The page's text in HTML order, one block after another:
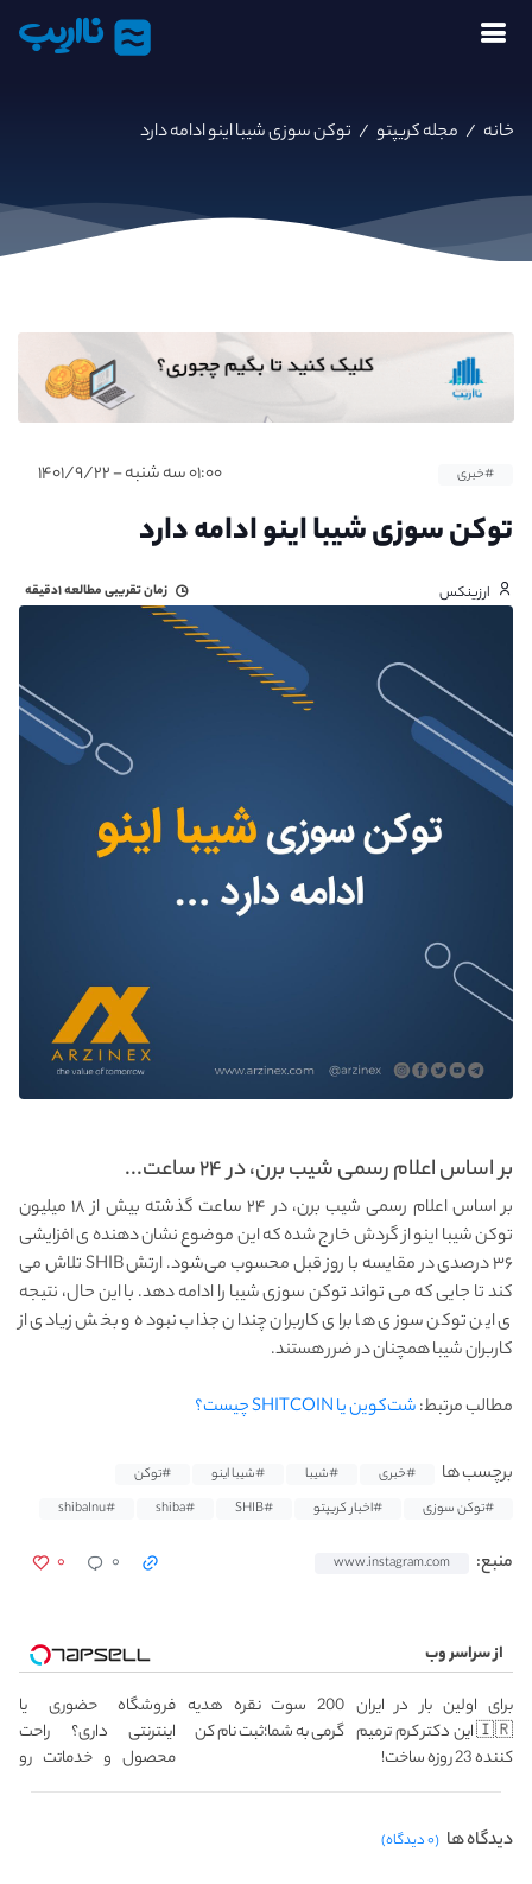
نااریب
خانه / مجله کریپتو / توکن سوزی شیبا اینو ادامه دارد
#خبری ۰۱:۰۰ سه شنبه - ۱۴۰۱/۹/۲۲
توکن سوزی شیبا اینو ادامه دارد
ارزینکس زمان تقریبی مطالعه۱دقیقه
بر اساس اعلام رسمی شیب برن، در ۲۴ ساعت...
بر اساس اعلام رسمی شیب برن، در ۲۴ ساعت گذشته بیش از ۱۸ میلیون
توکن شیبا اینو از گردش خارج شده که این موضوع نشان دهنده ی افزایشی
۳۶ درصدی در مقایسه با روز قبل محسوب می‌شود. ارتش SHIB تلاش می
کند تا جایی که می تواند توکن سوزی شیبا را ادامه دهد. با این حال، نتیجه
ی این توکن سوزی ها برای کاربران چندان جذاب نبوده و بخش زیادی از
کاربران شیبا همچنان در ضرر هستند.
مطالب مرتبط:شت‌کوین یا SHITCOIN چیست؟
برچسب ها #خبری #شیبا #شیبا اینو
#توکن
#توکن سوزی
#اخبار کریپتو #SHIB
#shiba
#shibaInu
منبع: www.instagram.com ۰ ۰
از سراسر وب
برای اولین بار در ایران
🇮🇷 این دکتر کرم ترمیم
کننده 23 روزه ساخت!
200 سوت نقره هدیه
گرمی به شما؛ثبت نام کن
فروشگاه حضوری یا
اینترنتی داری؟ راحت
محصول و خدماتت رو
بفروش
دیدگاه ها (۰ دیدگاه)